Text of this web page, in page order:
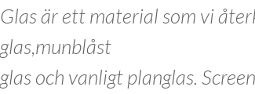
Glas är ett material som vi
glas,munblåst
glas och vanligt planglas.